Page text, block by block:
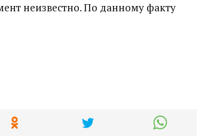
неизвестно. По данному факту